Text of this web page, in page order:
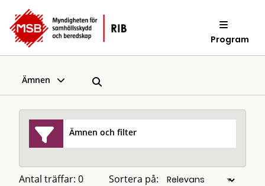
Program
Ämnen
Ämnen och filter
Antal träffar: 0 Sortera på: